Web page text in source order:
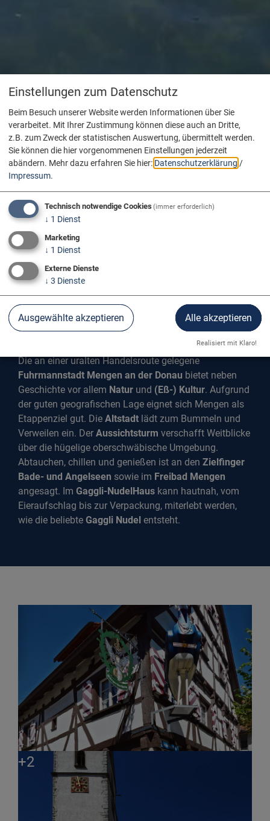
MENGEN AN DER DONAU
Die an einer uralten Handelsroute gelegene
Fuhrmannstadt Mengen an der Donau bietet neben
Geschichte vor allem Natur und (Eß-) Kultur. Aufgrund
der guten geografischen Lage eignet sich Mengen als
Etappenziel gut. Die Altstadt lädt zum Bummeln und
Verweilen ein. Der Aussichtsturm verschafft Weitblicke
über die hügelige oberschwäbische Umgebung.
Abtauchen, chillen und genießen ist an den Zielfinger
Bade- und Angelseen sowie im Freibad Mengen
angesagt. Im Gaggli-NudelHaus kann hautnah, vom
Eieraufschlag bis zur Verpackung, miterlebt werden,
wie die beliebte Gaggli Nudel entsteht.
Einstellungen zum Datenschutz
Beim Besuch unserer Website werden Informationen über Sie
verarbeitet. Mit Ihrer Zustimmung können diese auch an Dritte,
z.B. zum Zweck der statistischen Auswertung, übermittelt werden.
Sie können die hier vorgenommenen Einstellungen jederzeit
abändern. Mehr dazu erfahren Sie hier: Datenschutzerklärung /
Impressum.
Technisch notwendige Cookies(immer erforderlich)
↓ 1 Dienst
Marketing
↓ 1 Dienst
Externe Dienste
↓ 3 Dienste
Ausgewählte akzeptieren Alle akzeptieren
Realisiert mit Klaro!